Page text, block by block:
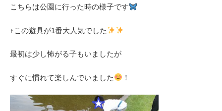
こちらは公園に行った時の様子です
↑この遊具が1番大人気でした
最初は少し怖がる子もいましたが
すぐに慣れて楽しんでいました ！